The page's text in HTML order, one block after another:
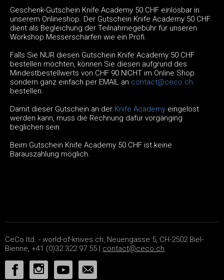
Geschenk-Gutschein Knife Academy 50 CHF einlösbar in
unserem Onlineshop. Der Gutschein Knife Academy 50 CHF
dient als Begleichung der Teilnahmegebühr für unseren
Workshop Messerschärfen wie ein Profi.
Falls Sie NUR diesen Gutschein Knife Academy 50 CHF
bestellen möchten, können Sie diesen aufgrund des
Mindestbestellwerts von CHF 90 NICHT im Online Shop
sondern ganz einfach per EMAIL an contact@ceco.ch
bestellen.
Damit dieser Gutschein an der Knife Academy eingelöst
werden kann, muss die Rechnung dafür vorgänging
beglichen sein.
Beim Gutschein Knife Academy 50 CHF ist keine
Barauszahlung möglich.
CeCo ltd. - world-of-knives.ch, Neuengasse 5, CH-2502 Biel-
Bienne, +41 (0)32 322 97 55 | contact@ceco.ch